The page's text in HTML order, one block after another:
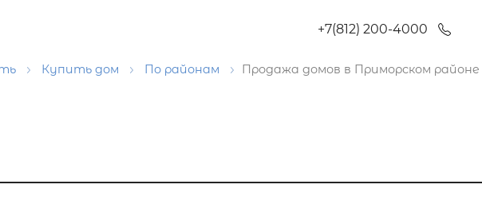
+7(812) 200-4000
Купить дом По районам Продажа домов в Приморском районе